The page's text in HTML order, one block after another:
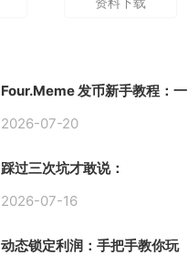
Four.Meme 发币新手教程：一
动踩坑
2026-07-20
踩过三次坑才敢说：
Pool 最容易翻车的不是手续
2026-07-16
动态锁定利润：手把手教你玩